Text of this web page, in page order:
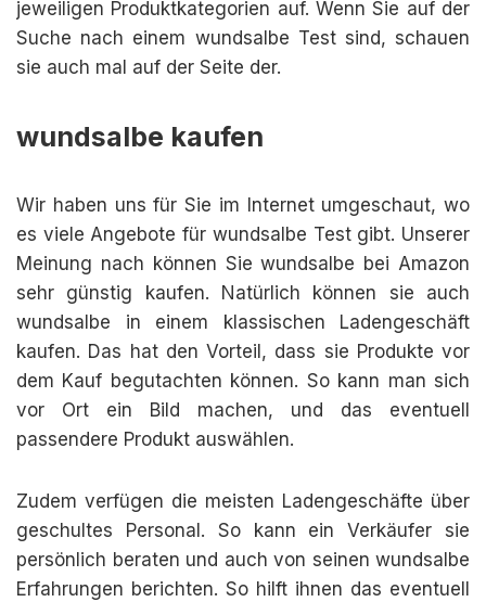
jeweiligen Produktkategorien auf. Wenn Sie auf der
Suche nach einem wundsalbe Test sind, schauen
sie auch mal auf der Seite der.
wundsalbe kaufen
Wir haben uns für Sie im Internet umgeschaut, wo
es viele Angebote für wundsalbe Test gibt. Unserer
Meinung nach können Sie wundsalbe bei Amazon
sehr günstig kaufen. Natürlich können sie auch
wundsalbe in einem klassischen Ladengeschäft
kaufen. Das hat den Vorteil, dass sie Produkte vor
dem Kauf begutachten können. So kann man sich
vor Ort ein Bild machen, und das eventuell
passendere Produkt auswählen.
Zudem verfügen die meisten Ladengeschäfte über
geschultes Personal. So kann ein Verkäufer sie
persönlich beraten und auch von seinen wundsalbe
Erfahrungen berichten. So hilft ihnen das eventuell